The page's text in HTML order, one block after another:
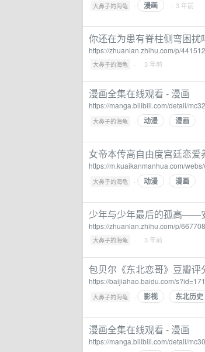
大鼻子的海龟 · 漫画 · 3 年前
你还在为患有脊柱侧弯困扰
https://zhuanlan.zhihu.com/p/
大鼻子的海龟 · · 3 年前
漫画全集在线观看 - 漫画
https://manga.bilibili.com/detail/
大鼻子的海龟 · 动漫 漫画
女帝本传高自由度宫廷恋
https://m.kuaikanmanhua.com/
大鼻子的海龟 · 动漫 漫画
少年与少年最后的孤高——
https://zhuanlan.zhihu.com/p/
大鼻子的海龟 · · 3 年前
包贝尔《东北恋哥》豆瓣
https://baijiahao.baidu.com/
大鼻子的海龟 · 影视 东北历史
漫画全集在线观看 - 漫画
https://manga.bilibili.com/detail/